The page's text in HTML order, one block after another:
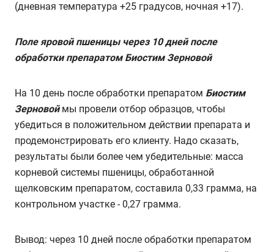
(дневная температура +25 градусов, ночная +17).
Поле яровой пшеницы через 10 дней после
обработки препаратом Биостим Зерновой
На 10 день после обработки препаратом Биостим
Зерновоймы провели отбор образцов, чтобы
убедиться в положительном действии препарата и
продемонстрировать его клиенту. Надо сказать,
результаты были более чем убедительные: масса
корневой системы пшеницы, обработанной
щелковским препаратом, составила 0,33 грамма, на
контрольном участке - 0,27 грамма.
Вывод: через 10 дней после обработки препаратом